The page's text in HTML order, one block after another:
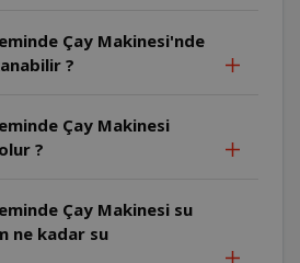
Çay Makinesi'nde
?
Çay Makinesi
?
Çay Makinesi su
ne kadar su